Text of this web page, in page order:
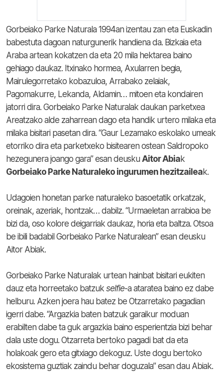
Gorbeiako Parke Naturala 1994an izentau zan eta Euskadin
babestuta dagoan naturgunerik handiena da. Bizkaia eta
Araba artean kokatzen da eta 20 mila hektarea baino
gehiago daukaz. Itxinako hormea, Axularren begia,
Mairulegorretako kobazuloa, Arrabako zelaiak,
Pagomakurre, Lekanda, Aldamin… mitoen eta kondairen
jatorri dira. Gorbeiako Parke Naturalak daukan parketxea
Areatzako alde zaharrean dago eta handik urtero milaka eta
milaka bisitari pasetan dira. “Gaur Lezamako eskolako umeak
etorriko dira eta parketxeko bisitearen ostean Saldropoko
hezegunera joango gara” esan deusku Aitor Abiak
Gorbeiako Parke Naturaleko ingurumen hezitzaileak.
Udagoien honetan parke naturaleko basoetatik orkatzak,
oreinak, azeriak, hontzak… dabilz. “Urmaeletan arrabioa be
bizi da, oso kolore deigarriak daukaz, horia eta baltza. Otsoa
be ibili badabil Gorbeiako Parke Naturalean” esan deusku
Aitor Abiak.
Gorbeiako Parke Naturalak urtean hainbat bisitari eukiten
dauz eta horreetako batzuk selfie-a ataratea baino ez dabe
helburu. Azken joera hau batez be Otzarretako pagadian
igerri dabe. “Argazkia baten batzuk garaikur moduan
erabilten dabe ta guk argazkia baino esperientzia bizi behar
dala uste dogu. Otzarreta bertoko pagadi bat da eta
holakoak gero eta gitxiago dekoguz. Uste dogu bertoko
ekosistema guztiak zaindu behar doguzala” esan dau Abiak.